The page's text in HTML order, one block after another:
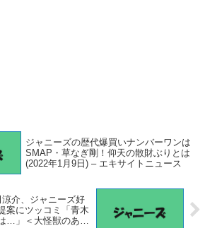
ジャニーズの歴代爆買いナンバーワンは
SMAP・草なぎ剛！仰天の散財ぶりとは
(2022年1月9日) – エキサイトニュース
介、ジャニーズ好
案にツッコミ「青木
…」＜大怪獣のあと